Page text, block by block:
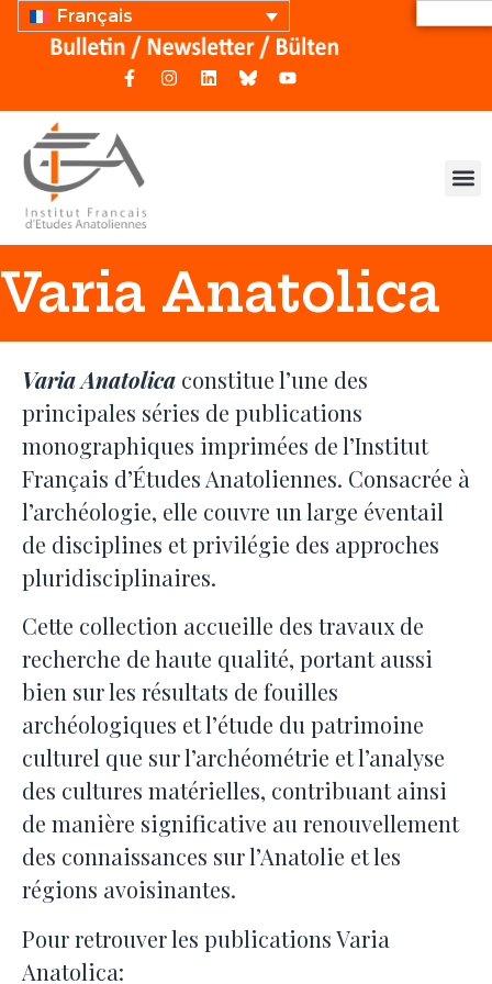
Français
Varia Anatolica
Varia Anatolica constitue l’une des
principales séries de publications
monographiques imprimées de l’Institut
Français d’Études Anatoliennes. Consacrée à
l’archéologie, elle couvre un large éventail
de disciplines et privilégie des approches
pluridisciplinaires.
Cette collection accueille des travaux de
recherche de haute qualité, portant aussi
bien sur les résultats de fouilles
archéologiques et l’étude du patrimoine
culturel que sur l’archéométrie et l’analyse
des cultures matérielles, contribuant ainsi
de manière significative au renouvellement
des connaissances sur l’Anatolie et les
régions avoisinantes.
Pour retrouver les publications Varia
Anatolica: